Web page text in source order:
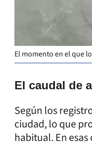
El momento en el que
El caudal de
Según los
ciudad, lo que
habitual. En